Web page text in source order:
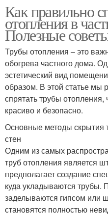
Как правильно
отопления в
Полезные
Трубы отопления – это
обогрева частного дома.
эстетический вид
образом. В этой статье мы
спрятать трубы
красиво и безопасно.
Основные методы скрытия
стен
Одним из самых
труб отопления является
предполагает создание
куда укладываются трубы.
заделываются гипсом или
становятся полностью